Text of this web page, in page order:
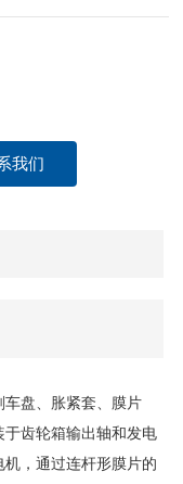
我们
盘、胀紧套、膜片
齿轮箱输出轴和发电
，通过连杆形膜片的